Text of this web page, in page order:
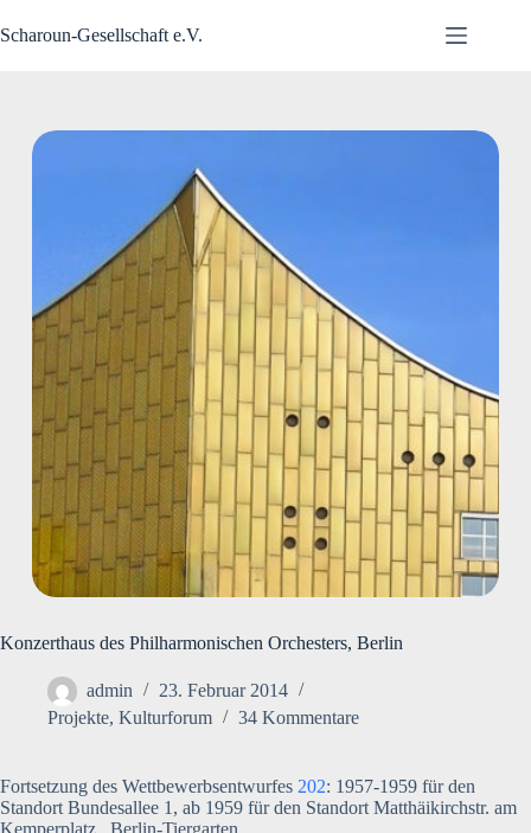
Inhalt
Scharoun-Gesellschaft e.V.
Konzerthaus des Philharmonischen Orchesters, Berlin
admin
23. Februar 2014
Projekte, Kulturforum 34 Kommentare
Fortsetzung des Wettbewerbsentwurfes 202: 1957-1959 für den
Standort Bundesallee 1, ab 1959 für den Standort Matthäikirchstr. am